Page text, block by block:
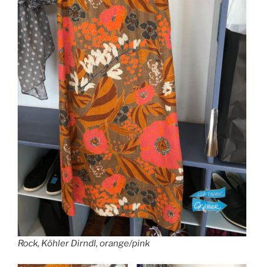
Rock, Köhler Dirndl, orange/pink